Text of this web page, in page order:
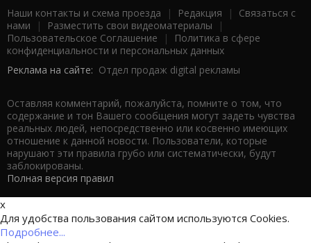
Наши контакты и схема проезда | Редакция | Связаться с
нами | Разместить свои видеоматериалы |
Пользовательское Соглашение |
Политика в сфере
конфиденциальности и персональных данных
Реклама на сайте: Отдел продаж digital рекламы
Оставляя комментарий, пожалуйста, помните о том, что
содержание и тон Вашего сообщения могут задеть чувства
реальных людей, непосредственно или косвенно имеющих
отношение к данной новости. Пользователи, которые
нарушают эти правила грубо или систематически, будут
заблокированы.
Полная версия правил
x
Для удобства пользования сайтом используются Cookies.
Подробнее...